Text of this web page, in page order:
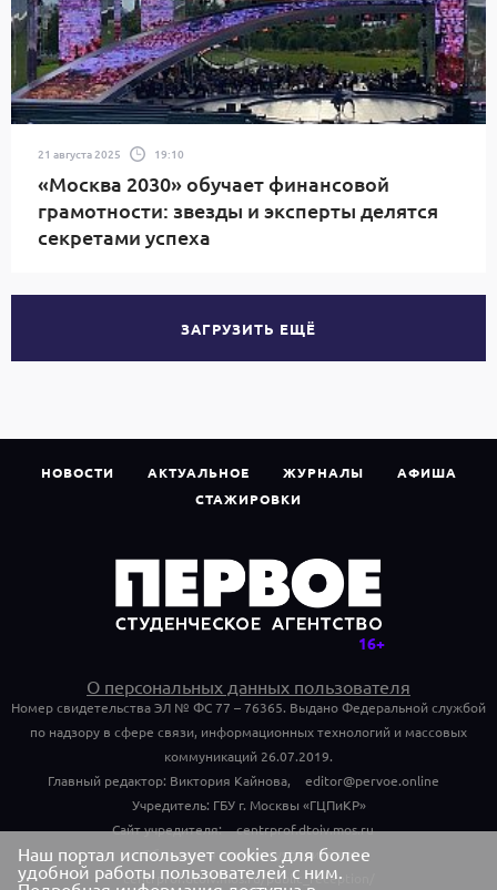
21 августа 2025 19:10
«Москва 2030» обучает финансовой
грамотности: звезды и эксперты делятся
секретами успеха
ЗАГРУЗИТЬ ЕЩЁ
НОВОСТИ АКТУАЛЬНОЕ ЖУРНАЛЫ
АФИША
СТАЖИРОВКИ
О персональных данных пользователя
Номер свидетельства ЭЛ № ФС 77 – 76365. Выдано Федеральной службой
по надзору в сфере связи, информационных технологий и массовых
коммуникаций 26.07.2019.
Главный редактор: Виктория Кайнова,
editor@pervoe.online
Учредитель: ГБУ г. Москвы «ГЦПиКР»
Сайт учредителя:
centrprof.dtoiv.mos.ru
Обращения граждан учредителю:
centrprof.dtoiv.mos.ru/public_reception/
Наш портал использует cookies для более
удобной работы пользователей с ним.